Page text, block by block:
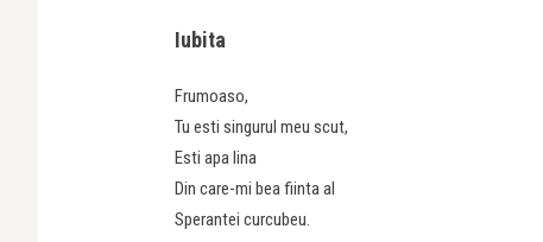
Iubita
Frumoaso,
Tu esti singurul meu scut,
Esti apa lina
Din care-mi bea fiinta al
Sperantei curcubeu.